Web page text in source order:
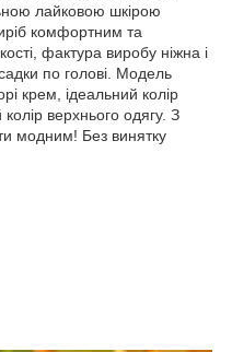
лайковою шкірою
комфортним та
фактура виробу ніжна і
по голові. Модель
крем, ідеальний колір
верхнього одягу. З
модним! Без винятку